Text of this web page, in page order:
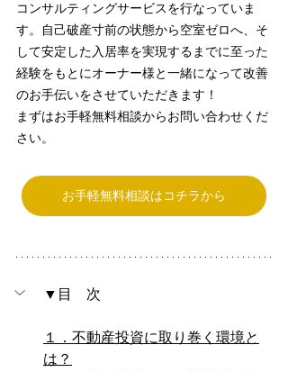
コンサルティングサービスを行なっていま
す。自己破産寸前の状態から空室ゼロへ、そ
して安定した入居率を実現するまでに至った
経験をもとにオーナー様と一緒になって改善
のお手伝いをさせていただきます！
まずはお手軽無料相談からお問い合わせくだ
さい。
お手軽無料相談はコチラから
▼目　次
１．不動産投資に取り巻く環境と
は？